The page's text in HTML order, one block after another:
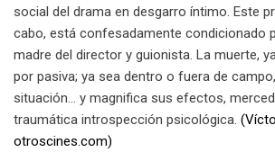
social del drama en desgarro íntimo. Este
cabo, está confesadamente condicionado
madre del director y guionista. La muerte,
por pasiva; ya sea dentro o fuera de
situación… y magnifica sus efectos,
traumática introspección psicológica.
otroscines.com)